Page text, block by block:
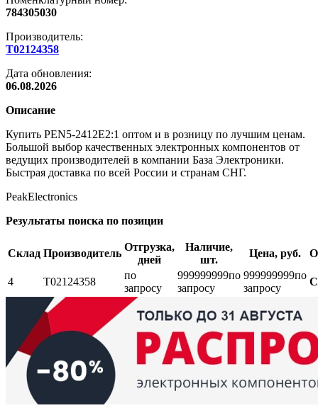
784305030
Производитель:
Т02124358
Дата обновления:
06.08.2026
Описание
Купить PEN5-2412E2:1 оптом и в розницу по лучшим ценам.
Большой выбор качественных электронных компонентов от
ведущих производителей в компании База Электроники.
Быстрая доставка по всей России и странам СНГ.
PeakElectronics
Результаты поиска по позиции
Склад Производитель
Отгрузка,
дней
Наличие,
шт.
Цена, руб.
4 Т02124358
по
запросу
999999999по
запросу
999999999по
запросу